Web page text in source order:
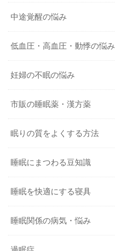
中途覚醒の悩み
低血圧・高血圧・動悸の悩み
妊婦の不眠の悩み
市販の睡眠薬・漢方薬
眠りの質をよくする方法
睡眠にまつわる豆知識
睡眠を快適にする寝具
睡眠関係の病気・悩み